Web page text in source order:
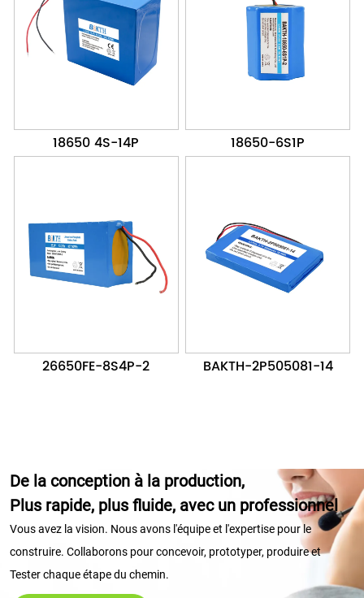
18650 4S-14P 18650-6S1P
26650FE-8S4P-2 BAKTH-2P505081-14
De la conception à la production,
Plus rapide, plus fluide, avec un professionnel
Vous avez la vision. Nous avons l'équipe et l'expertise pour le
construire. Collaborons pour concevoir, prototyper, produire et
Tester chaque étape du chemin.